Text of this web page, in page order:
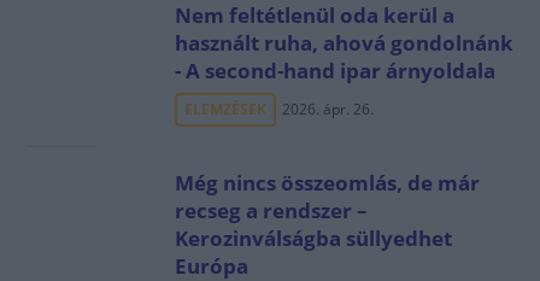
Nem feltétlenül oda kerül a
használt ruha, ahová gondolnánk
- A second-hand ipar árnyoldala
ELEMZÉSEK 2026. ápr. 26.
Még nincs összeomlás, de már
recseg a rendszer –
Kerozinválságba süllyedhet
Európa